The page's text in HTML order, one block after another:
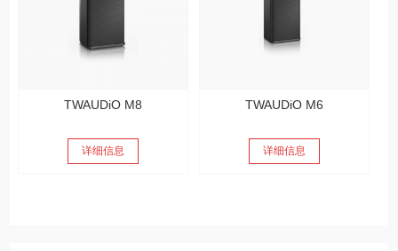
TWAUDiO M8
详细信息
TWAUDiO M6
详细信息